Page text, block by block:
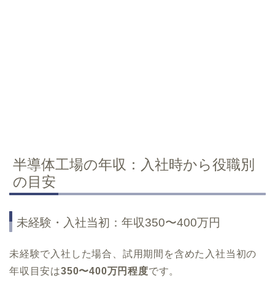
半導体工場の年収：入社時から役職別
の目安
未経験・入社当初：年収350〜400万円
未経験で入社した場合、試用期間を含めた入社当初の
年収目安は350〜400万円程度です。